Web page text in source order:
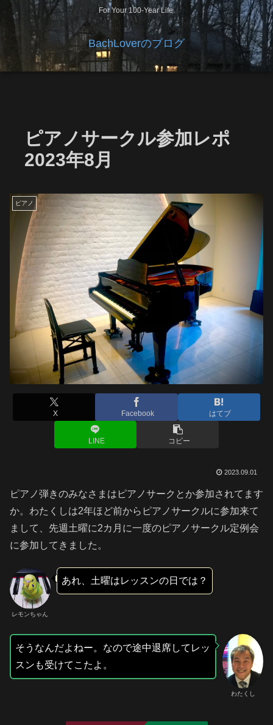
For Your 100-Year Life.
BachLoverのブログ
ピアノサークル参加レポ
2023年8月
ピアノ
X Facebook はてブ
LINE コピー
2023.09.01
ピアノ弾きのみなさまはピアノサークとか参加されてます
か。わたくしは2年ほど前からピアノサークルに参加来て
まして、先週土曜に2カ月に一度のピアノサークル定例会
に参加してきました。
レモンちゃん
あれ、土曜はレッスンの日では？
わたくし
そうなんだよねー。なので途中退席してレッ
スンも受けてこたよ。